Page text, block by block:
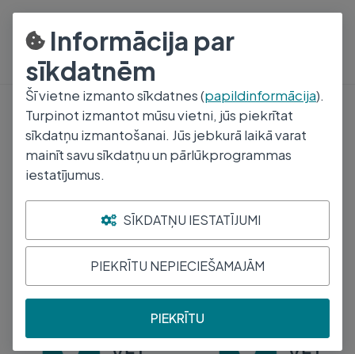
P-Pk 9-17
Hipofīzes, Hipotalāma Hormoni Un To Analogi
Oksitocīns, Tā Analogi
Ražotājs Aktīvā viela
produkti
OXYTOCIN 10 I.E./ML INJ
OXYTOCIN 10 I.E./ML INJ
Informācija par
sīkdatnēm
Šī vietne izmanto sīkdatnes (papildinformācija).
Turpinot izmantot mūsu vietni, jūs piekrītat
sīkdatņu izmantošanai. Jūs jebkurā laikā varat
mainīt savu sīkdatņu un pārlūkprogrammas
iestatījumus.
SĪKDATŅU IESTATĪJUMI
PIEKRĪTU NEPIECIEŠAMAJĀM
PIEKRĪTU